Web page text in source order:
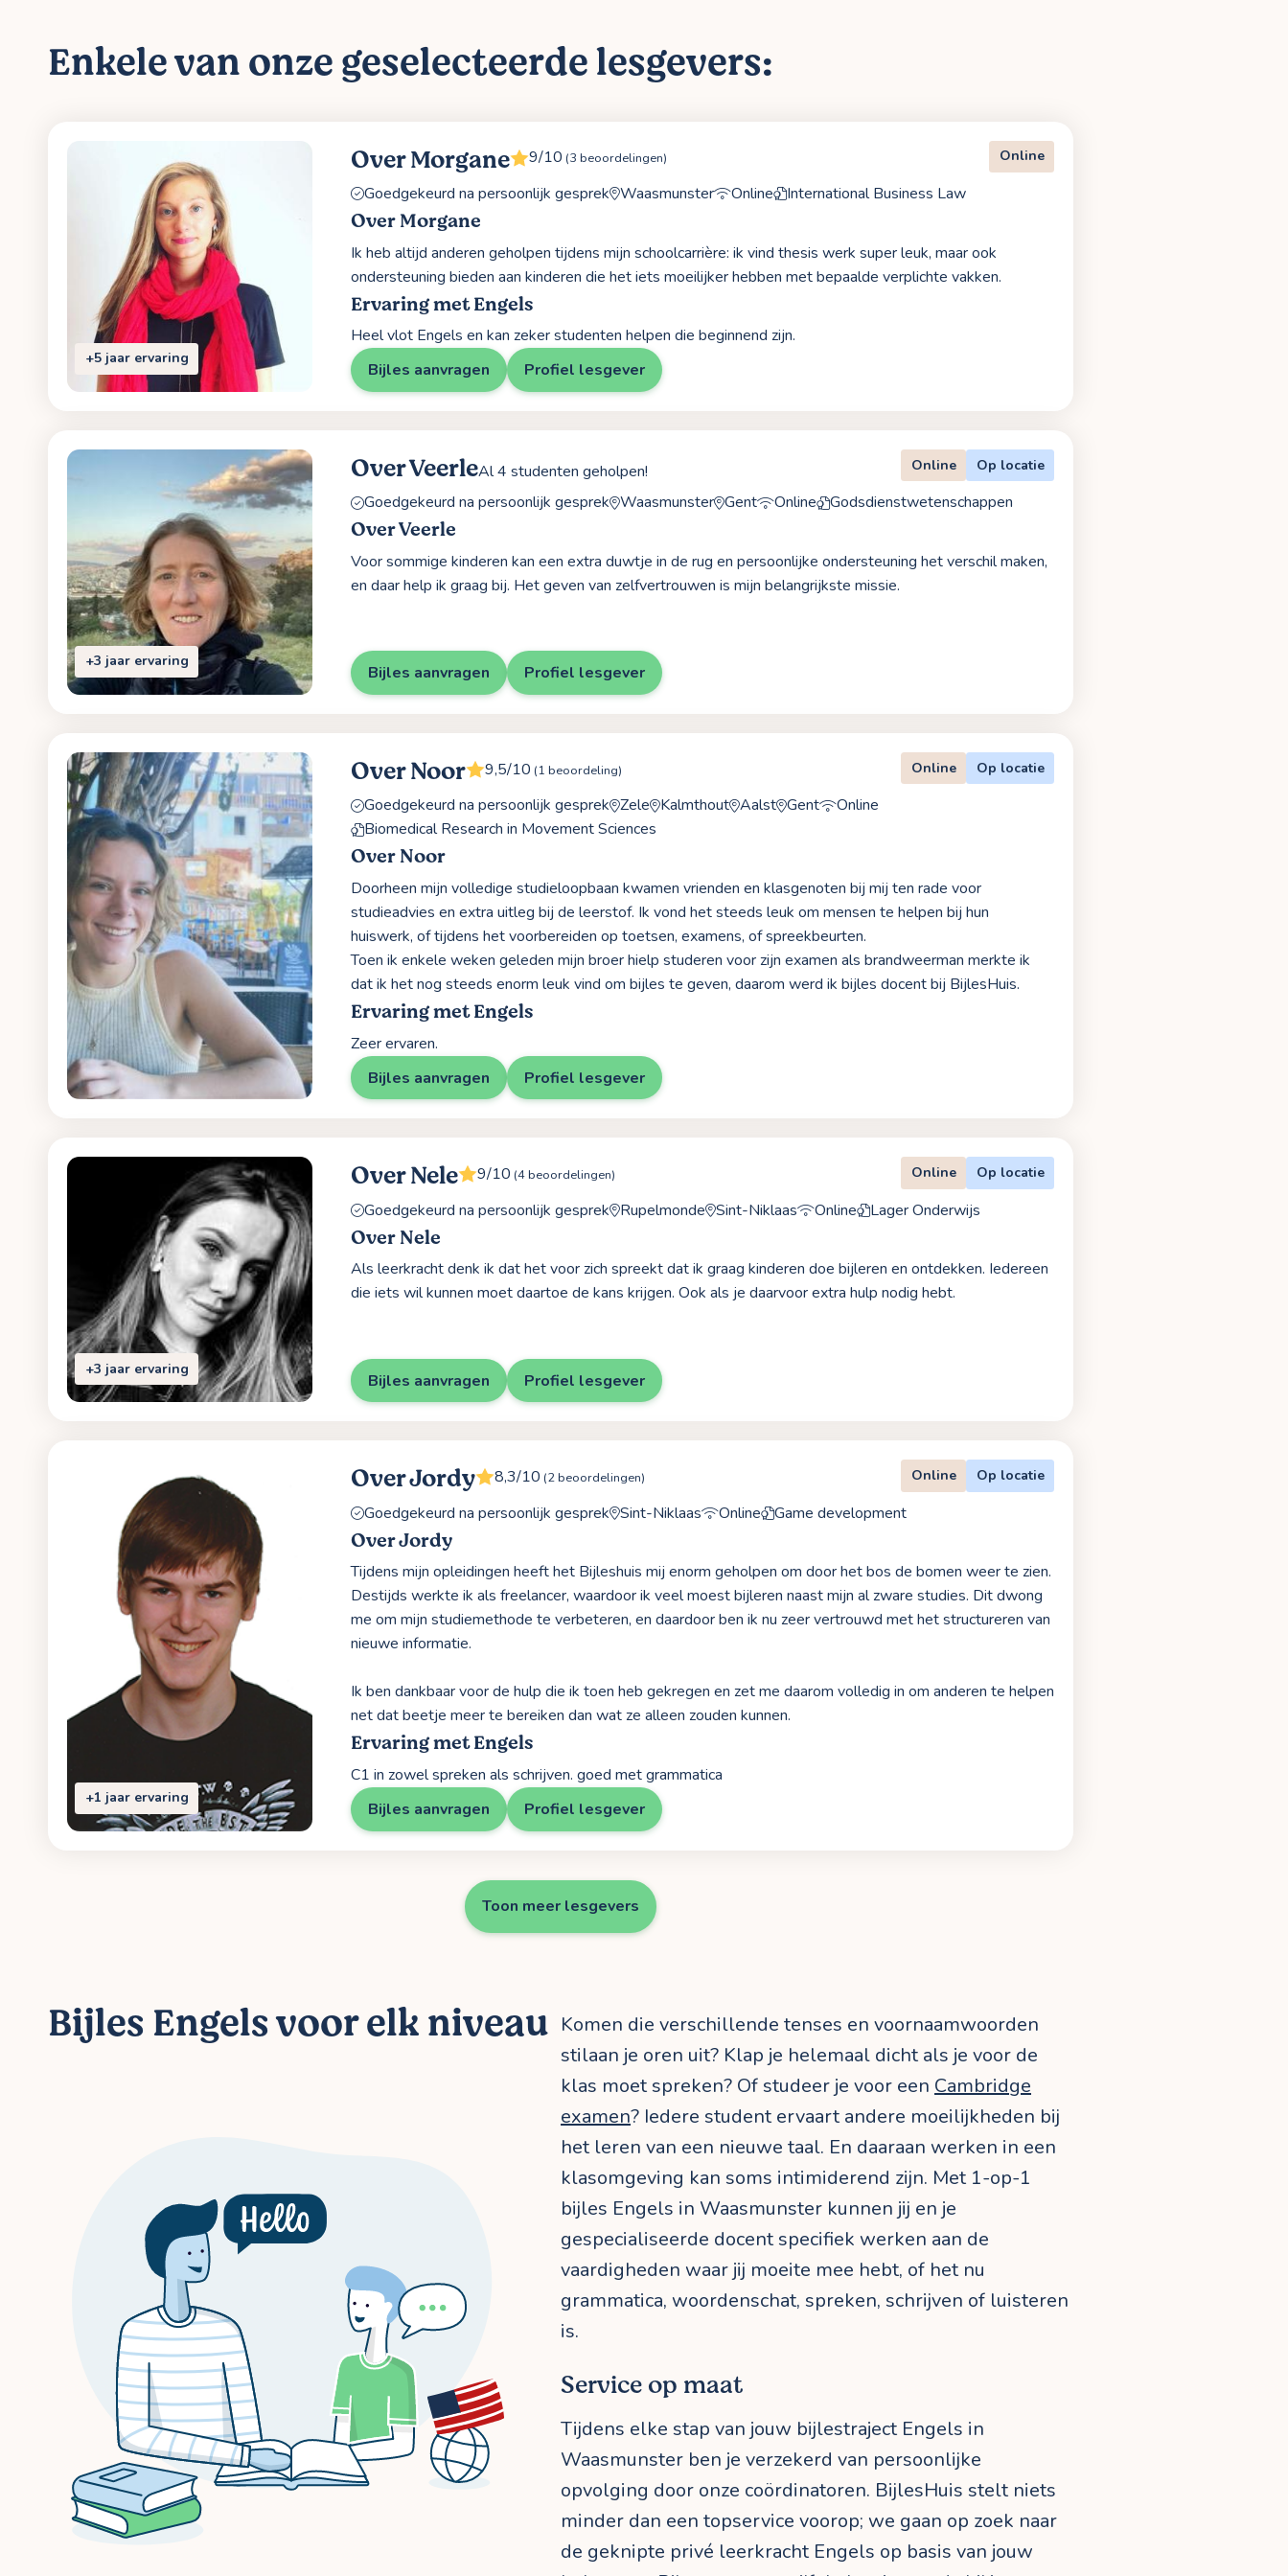
Enkele van onze geselecteerde lesgevers:
+5 jaar ervaring
Over Morgane 9/10 (3 beoordelingen) Online
Goedgekeurd na persoonlijk gesprek Waasmunster Online International Business Law
Over Morgane
Ik heb altijd anderen geholpen tijdens mijn schoolcarrière: ik vind thesis werk super leuk, maar ook
ondersteuning bieden aan kinderen die het iets moeilijker hebben met bepaalde verplichte vakken.
Ervaring met Engels
Heel vlot Engels en kan zeker studenten helpen die beginnend zijn.
Bijles aanvragen
Profiel lesgever
+3 jaar ervaring
Over VeerleAl 4 studenten geholpen! Online Op locatie
Goedgekeurd na persoonlijk gesprek Waasmunster Gent Online Godsdienstwetenschappen
Over Veerle
Voor sommige kinderen kan een extra duwtje in de rug en persoonlijke ondersteuning het verschil maken,
en daar help ik graag bij. Het geven van zelfvertrouwen is mijn belangrijkste missie.
Bijles aanvragen Profiel lesgever
Over Noor 9,5/10 (1 beoordeling) Online Op locatie
Goedgekeurd na persoonlijk gesprek Zele Kalmthout Aalst Gent
Online
Biomedical Research in Movement Sciences
Over Noor
Doorheen mijn volledige studieloopbaan kwamen vrienden en klasgenoten bij mij ten rade voor
studieadvies en extra uitleg bij de leerstof. Ik vond het steeds leuk om mensen te helpen bij hun
huiswerk, of tijdens het voorbereiden op toetsen, examens, of spreekbeurten.
Toen ik enkele weken geleden mijn broer hielp studeren voor zijn examen als brandweerman merkte ik
dat ik het nog steeds enorm leuk vind om bijles te geven, daarom werd ik bijles docent bij BijlesHuis.
Ervaring met Engels
Zeer ervaren.
Bijles aanvragen
Profiel lesgever
+3 jaar ervaring
Over Nele 9/10 (4 beoordelingen) Online Op locatie
Goedgekeurd na persoonlijk gesprek Rupelmonde Sint-Niklaas Online Lager Onderwijs
Over Nele
Als leerkracht denk ik dat het voor zich spreekt dat ik graag kinderen doe bijleren en ontdekken. Iedereen
die iets wil kunnen moet daartoe de kans krijgen. Ook als je daarvoor extra hulp nodig hebt.
Bijles aanvragen Profiel lesgever
+1 jaar ervaring
Over Jordy 8,3/10 (2 beoordelingen) Online Op locatie
Goedgekeurd na persoonlijk gesprek Sint-Niklaas Online Game development
Over Jordy
Tijdens mijn opleidingen heeft het Bijleshuis mij enorm geholpen om door het bos de bomen weer te zien.
Destijds werkte ik als freelancer, waardoor ik veel moest bijleren naast mijn al zware studies. Dit dwong
me om mijn studiemethode te verbeteren, en daardoor ben ik nu zeer vertrouwd met het structureren van
nieuwe informatie.
Ik ben dankbaar voor de hulp die ik toen heb gekregen en zet me daarom volledig in om anderen te helpen
net dat beetje meer te bereiken dan wat ze alleen zouden kunnen.
Ervaring met Engels
C1 in zowel spreken als schrijven. goed met grammatica
Bijles aanvragen
Profiel lesgever
Toon meer lesgevers
Bijles Engels voor elk niveau Komen die verschillende tenses en voornaamwoorden
stilaan je oren uit? Klap je helemaal dicht als je voor de
klas moet spreken? Of studeer je voor een Cambridge
examen? Iedere student ervaart andere moeilijkheden bij
het leren van een nieuwe taal. En daaraan werken in een
klasomgeving kan soms intimiderend zijn. Met 1-op-1
bijles Engels in Waasmunster kunnen jij en je
gespecialiseerde docent specifiek werken aan de
vaardigheden waar jij moeite mee hebt, of het nu
grammatica, woordenschat, spreken, schrijven of luisteren
is.
Service op maat
Tijdens elke stap van jouw bijlestraject Engels in
Waasmunster ben je verzekerd van persoonlijke
opvolging door onze coördinatoren. BijlesHuis stelt niets
minder dan een topservice voorop; we gaan op zoek naar
de geknipte privé leerkracht Engels op basis van jouw